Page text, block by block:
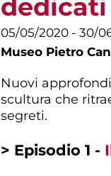
dedicati
05/05/2020 - 30/
Museo Pietro
Nuovi
scultura che
segreti.
> Episodio 1 -